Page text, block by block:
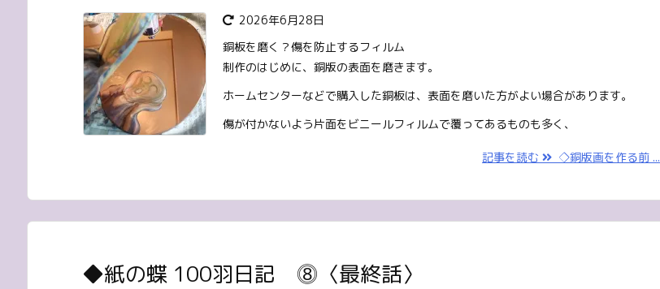
2026年6月28日
銅板を磨く？傷を防止するフィルム
制作のはじめに、銅版の表面を磨きます。
ホームセンターなどで購入した銅板は、表面を磨いた方がよい場合があります。
傷が付かないよう片面をビニールフィルムで覆ってあるものも多く、
記事を読む ◇銅版画を作る前 ...
◆紙の蝶 100羽日記 ⓼〈最終話〉